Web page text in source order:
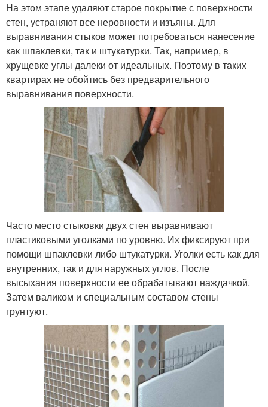
На этом этапе удаляют старое покрытие с поверхности
стен, устраняют все неровности и изъяны. Для
выравнивания стыков может потребоваться нанесение
как шпаклевки, так и штукатурки. Так, например, в
хрущевке углы далеки от идеальных. Поэтому в таких
квартирах не обойтись без предварительного
выравнивания поверхности.
Часто место стыковки двух стен выравнивают
пластиковыми уголками по уровню. Их фиксируют при
помощи шпаклевки либо штукатурки. Уголки есть как для
внутренних, так и для наружных углов. После
высыхания поверхности ее обрабатывают наждачкой.
Затем валиком и специальным составом стены
грунтуют.